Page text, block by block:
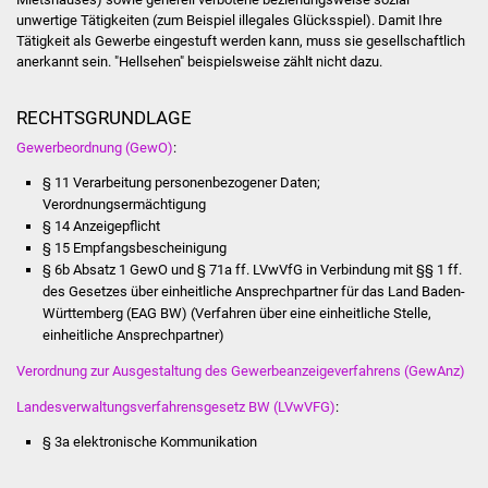
Senioren
Stadtseniorenrat
Seniorenwohn- und
Familien
Familientreff
Kinder und Jugendliche
Schülerferienprogramm
unwertige Tätigkeiten (zum Beispiel illegales Glücksspiel). Damit Ihre
Tätigkeit als Gewerbe eingestuft werden kann, muss sie gesellschaftlich
anerkannt sein. "Hellsehen" beispielsweise zählt nicht dazu.
RECHTSGRUNDLAGE
Gewerbeordnung (GewO):
§ 11 Verarbeitung personenbezogener Daten;
Verordnungsermächtigung
§ 14 Anzeigepflicht
§ 15 Empfangsbescheinigung
§ 6b Absatz 1 GewO und § 71a ff. LVwVfG in Verbindung mit §§ 1 ff.
des Gesetzes über einheitliche Ansprechpartner für das Land Baden-
Württemberg (EAG BW) (Verfahren über eine einheitliche Stelle,
einheitliche Ansprechpartner)
Verordnung zur Ausgestaltung des Gewerbeanzeigeverfahrens (GewAnz)
Landesverwaltungsverfahrensgesetz BW (LVwVFG):
§ 3a elektronische Kommunikation